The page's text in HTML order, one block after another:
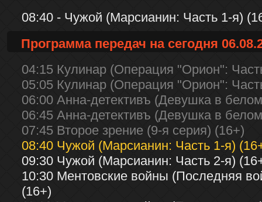
08:40 - Чужой (Марсианин: Часть 1-я)
Программа передач на сегодня
04:15 Кулинар (Операция "Орион":
05:05 Кулинар (Операция "Орион":
06:00 Анна-детективъ (Девушка в
06:45 Анна-детективъ (Девушка в
07:45 Второе зрение (9-я серия) (16+)
08:40 Чужой (Марсианин: Часть 1-я)
09:30 Чужой (Марсианин: Часть 2-я)
10:30 Ментовские войны (Последняя
(16+)